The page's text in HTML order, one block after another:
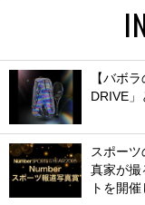
【バボ
DRIVE
スポー
真家が撮
トを開